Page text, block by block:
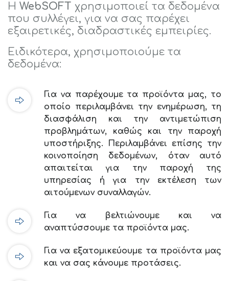
Η WebSOFT χρησιμοποιεί τα δεδομένα
που συλλέγει, για να σας παρέχει
εξαιρετικές, διαδραστικές εμπειρίες.
Ειδικότερα, χρησιμοποιούμε τα
δεδομένα:
Για να παρέχουμε τα προϊόντα μας, το
οποίο περιλαμβάνει την ενημέρωση, τη
διασφάλιση και την αντιμετώπιση
προβλημάτων, καθώς και την παροχή
υποστήριξης. Περιλαμβάνει επίσης την
κοινοποίηση δεδομένων, όταν αυτό
απαιτείται για την παροχή της
υπηρεσίας ή για την εκτέλεση των
αιτούμενων συναλλαγών.
Για να βελτιώνουμε και να
αναπτύσσουμε τα προϊόντα μας.
Για να εξατομικεύουμε τα προϊόντα μας
και να σας κάνουμε προτάσεις.